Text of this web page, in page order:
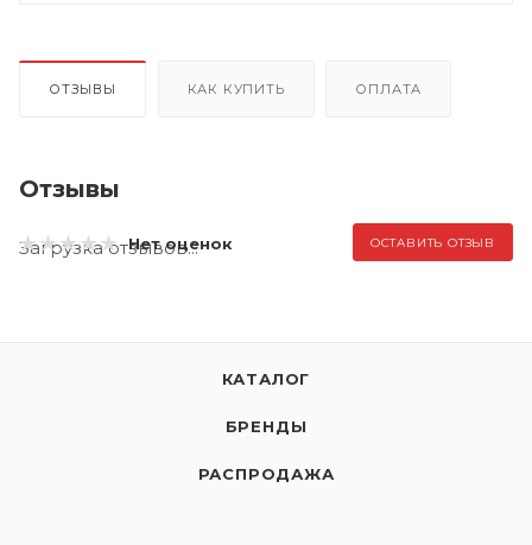
ОТЗЫВЫ КАК КУПИТЬ ОПЛАТА
Отзывы
Нет оценок ОСТАВИТЬ ОТЗЫВ
Загрузка отзывов...
КАТАЛОГ
БРЕНДЫ
РАСПРОДАЖА